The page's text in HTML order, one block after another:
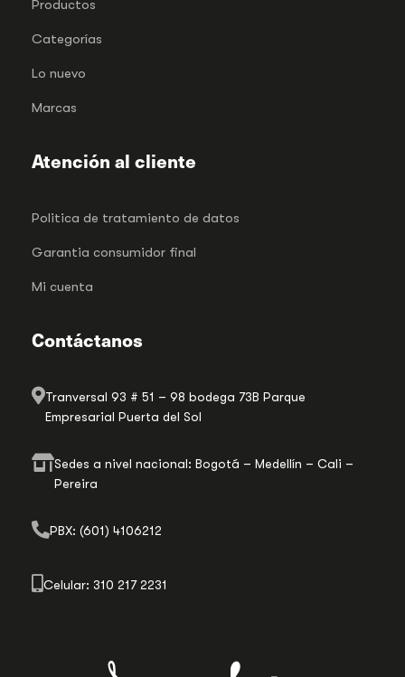
Productos
Categorías
Lo nuevo
Marcas
Atención al cliente
Politica de tratamiento de datos
Garantia consumidor final
Mi cuenta
Contáctanos
Tranversal 93 # 51 – 98 bodega 73B Parque
Empresarial Puerta del Sol
Sedes a nivel nacional: Bogotá – Medellín – Cali –
Pereira
PBX: (601) 4106212
Celular: 310 217 2231